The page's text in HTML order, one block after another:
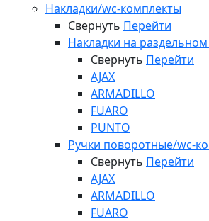
Накладки/wc-комплекты
Свернуть Перейти
Накладки на
Свернуть Перейти
AJAX
ARMADILLO
FUARO
PUNTO
Ручки поворотные/wc-
Свернуть Перейти
AJAX
ARMADILLO
FUARO